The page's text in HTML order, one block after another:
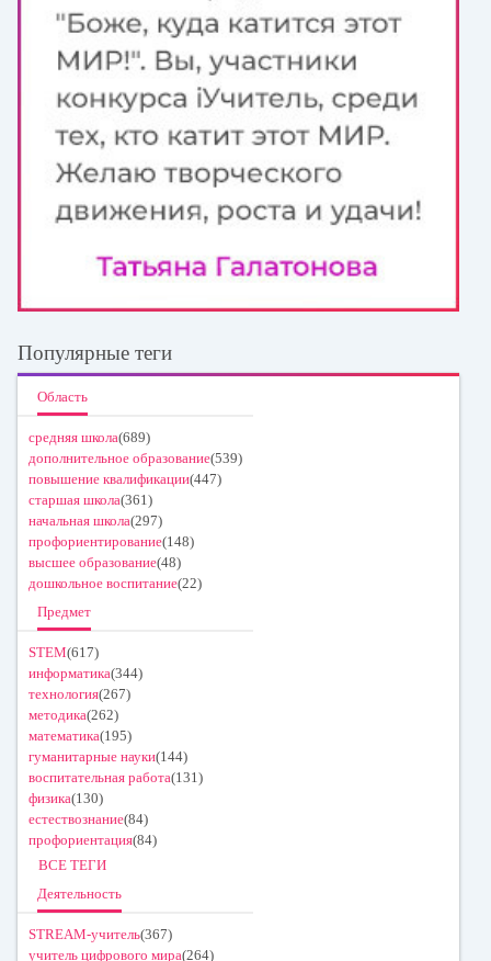
Популярные теги
Область
средняя школа(689)
дополнительное образование(539)
повышение квалификации(447)
старшая школа(361)
начальная школа(297)
профориентирование(148)
высшее образование(48)
дошкольное воспитание(22)
Предмет
STEM(617)
информатика(344)
технология(267)
методика(262)
математика(195)
гуманитарные науки(144)
воспитательная работа(131)
физика(130)
естествознание(84)
профориентация(84)
ВСЕ ТЕГИ
Деятельность
STREAM-учитель(367)
учитель цифрового мира(264)